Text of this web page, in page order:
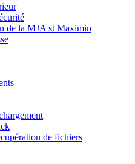
de la MJA st Maximin
de fichiers